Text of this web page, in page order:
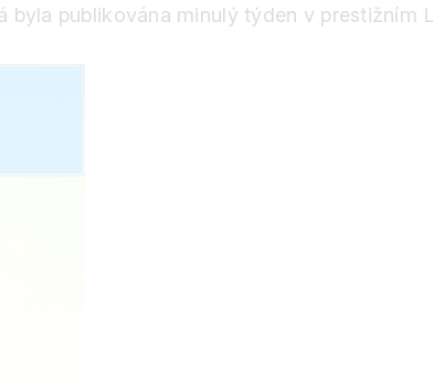
publikována minulý týden v prestižním